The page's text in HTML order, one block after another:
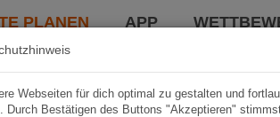
PLANEN APP
Webseiten für dich optimal zu gestalten und
Durch Bestätigen des Buttons "Akzeptieren"